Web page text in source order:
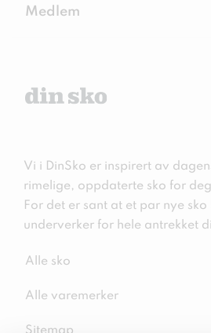
Medlem
Vi i DinSko er inspirert av
rimelige, oppdaterte sko for
For det er sant at et par nye sko
underverker for hele antrekket
Alle sko
Alle varemerker